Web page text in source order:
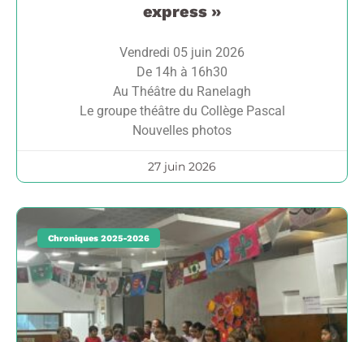
express »
Vendredi 05 juin 2026
De 14h à 16h30
Au Théâtre du Ranelagh
Le groupe théâtre du Collège Pascal
Nouvelles photos
27 juin 2026
Chroniques 2025-2026